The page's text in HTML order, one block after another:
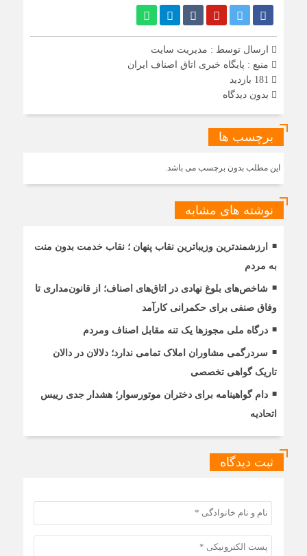
ارسال توسط : مدیریت سایت
منبع : پایگاه خبری اتاق اصناف ایران
بدون دیدگاه
برچسب ها
این مطلب بدون برچسب می باشد.
نوشته های مشابه
ارزشمندترین وزیباترین نقاب پنهان ؛ نقاب خدمت بدون منت
به مردم
شاخص‌های بلوغ نهادی در اتاق‌های اصناف؛ از قانون‌مداری تا
وفاق صنفی برای حکمرانی کارآمد
درگاه ملی مجوزها یک تنه مقابل اصناف ومردم
سردرگمی مشاوران املاک تمامی ندارد؛ دلالان در دالان
تاریک گواهی تخصصی
دام گواهینامه برای دختران موتورسوار؛ هشدار جدی رییس
اتحادیه
ثبت دیدگاه